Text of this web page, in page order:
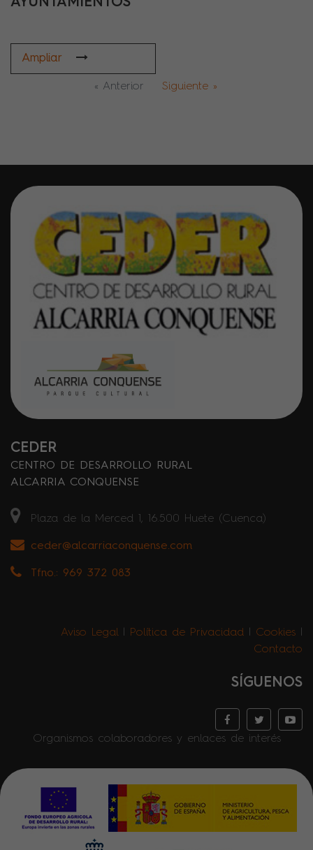
AYUNTAMIENTOS
Ampliar
« Anterior Siguiente »
CEDER
CENTRO DE DESARROLLO RURAL
ALCARRIA CONQUENSE
Plaza de la Merced 1, 16.500 Huete (Cuenca)
ceder@alcarriaconquense.com
Tfno.: 969 372 083
Aviso Legal| Política de Privacidad | Cookies |
Contacto
SÍGUENOS
Organismos colaboradores y enlaces de interés